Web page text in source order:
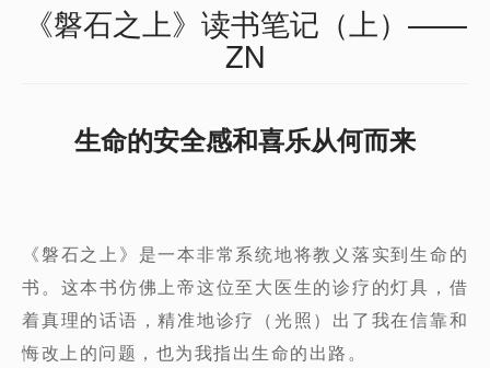
《磐石之上》读书笔记（上）——
ZN
生命的安全感和喜乐从何而来
《磐石之上》是一本非常系统地将教义落实到生命的
书。这本书仿佛上帝这位至大医生的诊疗的灯具，借
着真理的话语，精准地诊疗（光照）出了我在信靠和
悔改上的问题，也为我指出生命的出路。